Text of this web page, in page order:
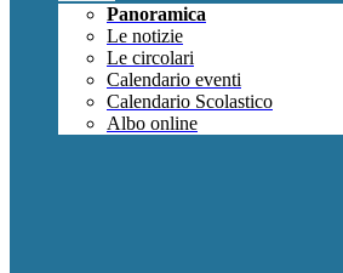
Panoramica
Le notizie
Le circolari
Calendario eventi
Calendario Scolastico
Albo online